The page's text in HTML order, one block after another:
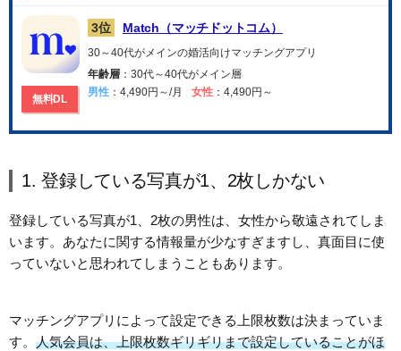
無料DL
3位 Match（マッチドットコム）
30～40代がメインの婚活向けマッチングアプリ
年齢層 ：30代～40代がメイン層
男性 ：4,490円～/月 女性 ：4,490円～
1. 登録している写真が1、2枚しかない
登録している写真が1、2枚の男性は、女性から敬遠されてしま
います。あなたに関する情報量が少なすぎますし、真面目に使
っていないと思われてしまうこともあります。
マッチングアプリによって設定できる上限枚数は決まっていま
す。 人気会員は、上限枚数ギリギリまで設定していることがほ